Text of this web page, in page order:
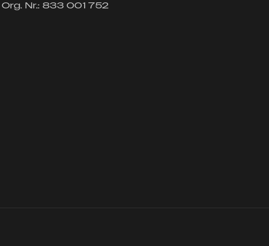
Org. Nr.: 833 001 752